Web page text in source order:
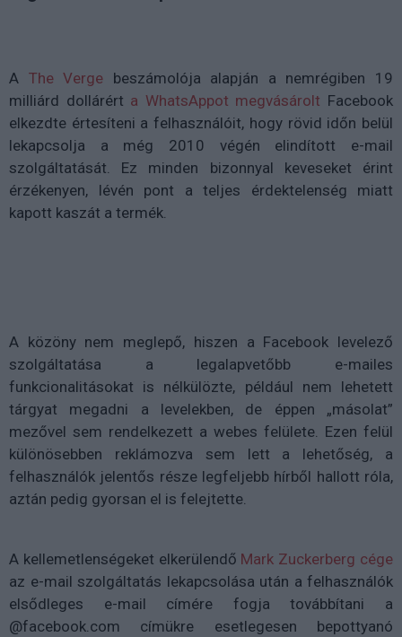
A The Verge beszámolója alapján a nemrégiben 19
milliárd dollárért a WhatsAppot megvásárolt Facebook
elkezdte értesíteni a felhasználóit, hogy rövid időn belül
lekapcsolja a még 2010 végén elindított e-mail
szolgáltatását. Ez minden bizonnyal keveseket érint
érzékenyen, lévén pont a teljes érdektelenség miatt
kapott kaszát a termék.
A közöny nem meglepő, hiszen a Facebook levelező
szolgáltatása a legalapvetőbb e-mailes
funkcionalitásokat is nélkülözte, például nem lehetett
tárgyat megadni a levelekben, de éppen „másolat”
mezővel sem rendelkezett a webes felülete. Ezen felül
különösebben reklámozva sem lett a lehetőség, a
felhasználók jelentős része legfeljebb hírből hallott róla,
aztán pedig gyorsan el is felejtette.
A kellemetlenségeket elkerülendő Mark Zuckerberg cége
az e-mail szolgáltatás lekapcsolása után a felhasználók
elsődleges e-mail címére fogja továbbítani a
@facebook.com címükre esetlegesen bepottyanó